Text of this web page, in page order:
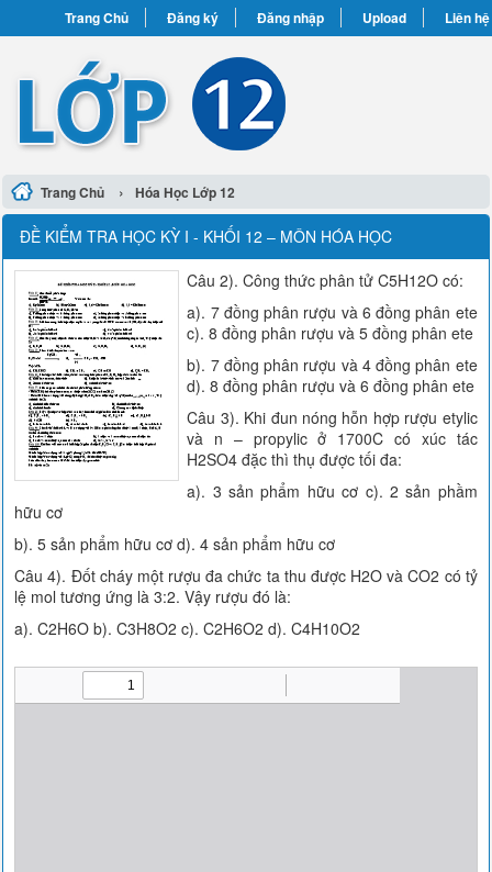
Trang Chủ Đăng ký Đăng nhập Upload Liên hệ
Trang Chủ › Hóa Học Lớp 12
ĐỀ KIỂM TRA HỌC KỲ I - KHỐI 12 – MÔN HÓA HỌC
Câu 2). Công thức phân tử C5H12O có:
a). 7 đồng phân rượu và 6 đồng phân ete
c). 8 đồng phân rượu và 5 đồng phân ete
b). 7 đồng phân rượu và 4 đồng phân ete
d). 8 đồng phân rượu và 6 đồng phân ete
Câu 3). Khi đun nóng hỗn hợp rượu etylic
và n – propylic ở 1700C có xúc tác
H2SO4 đặc thì thụ được tối đa:
a). 3 sản phẩm hữu cơ c). 2 sản phầm
hữu cơ
b). 5 sản phẩm hữu cơ d). 4 sản phẩm hữu cơ
Câu 4). Đốt cháy một rượu đa chức ta thu được H2O và CO2 có tỷ
lệ mol tương ứng là 3:2. Vậy rượu đó là:
a). C2H6O b). C3H8O2 c). C2H6O2 d). C4H10O2